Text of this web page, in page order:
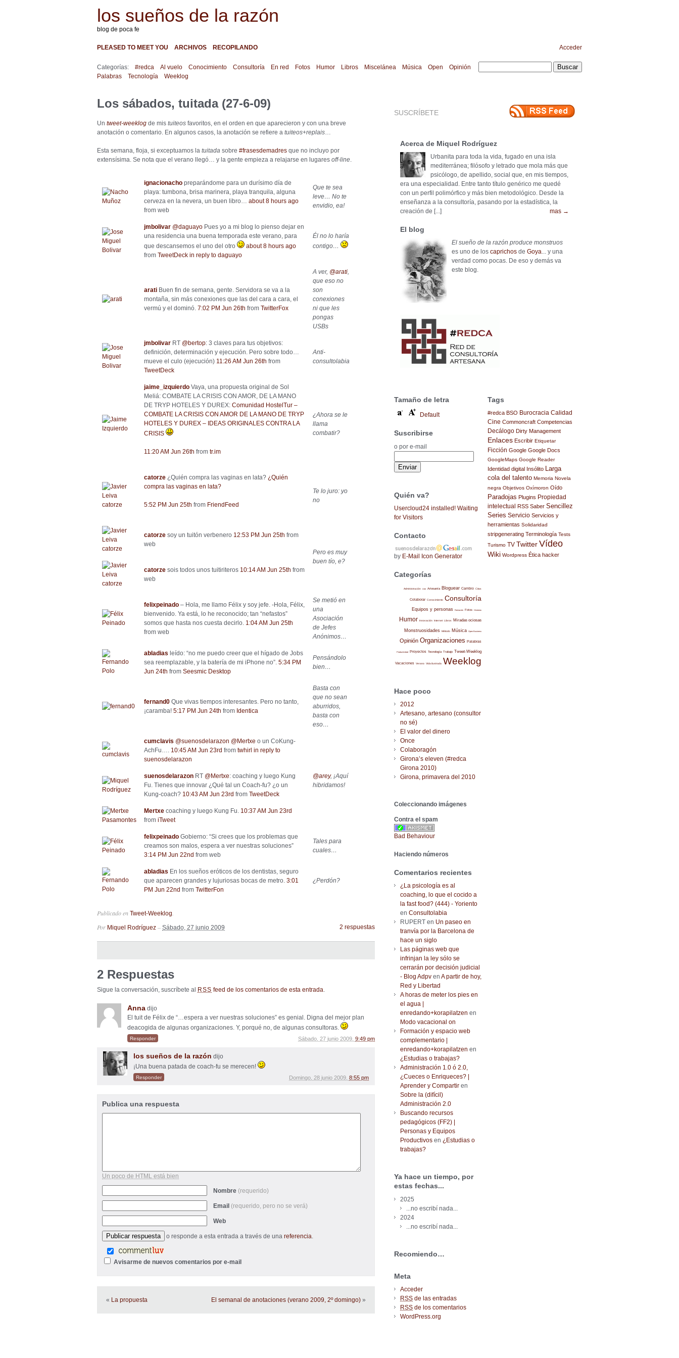
los sueños de la razón
blog de poca fe
PLEASED TO MEET YOU ARCHIVOS RECOPILANDO Acceder
Categorías: #redca Al vuelo Conocimiento Consultoría En red Fotos Humor Libros Miscelánea Música Open
Opinión
Palabras
Tecnología Weeklog
Los sábados, tuitada (27-6-09)
Un tweet-weeklog de mis tuiteos favoritos, en el orden en que aparecieron y con una breve
anotación o comentario. En algunos casos, la anotación se refiere a tuiteos+replais…
Esta semana, floja, si exceptuamos la tuitada sobre #frasesdemadres que no incluyo por
extensísima. Se nota que el verano llegó… y la gente empieza a relajarse en lugares off-line.
ignacionacho preparándome para un durísimo día de
playa: tumbona, brisa marinera, playa tranquila, alguna
cerveza en la nevera, un buen libro… about 8 hours ago
from web
Que te sea
leve… No te
envidio, ea!
jmbolivar @daguayo Pues yo a mi blog lo pienso dejar en
una residencia una buena temporada este verano, para
que descansemos el uno del otro
about 8 hours ago
from TweetDeck in reply to daguayo
Él no lo haría
contigo…
arati Buen fin de semana, gente. Servidora se va a la
montaña, sin más conexiones que las del cara a cara, el
vermú y el dominó. 7:02 PM Jun 26th from TwitterFox
A ver, @arati,
que eso no
son
conexiones
ni que les
pongas
USBs
jmbolivar RT @bertop: 3 claves para tus objetivos:
definición, determinación y ejecución. Pero sobre todo…
mueve el culo (ejecución) 11:26 AM Jun 26th from
TweetDeck
Anti-
consultolabia
jaime_izquierdo Vaya, una propuesta original de Sol
Meliá: COMBATE LA CRISIS CON AMOR, DE LA MANO
DE TRYP HOTELES Y DUREX: Comunidad HostelTur –
COMBATE LA CRISIS CON AMOR DE LA MANO DE TRYP
HOTELES Y DUREX – IDEAS ORIGINALES CONTRA LA
CRISIS
11:20 AM Jun 26th from tr.im
¿Ahora se le
llama
combatir?
catorze ¿Quién compra las vaginas en lata? ¿Quién
compra las vaginas en lata?
5:52 PM Jun 25th from FriendFeed
Te lo juro: yo
no
catorze soy un tuitón verbenero 12:53 PM Jun 25th from
web
Pero es muy
buen tío, e?
catorze sois todos unos tuitiriteros 10:14 AM Jun 25th from
web
felixpeinado – Hola, me llamo Félix y soy jefe. -Hola, Félix,
bienvenido. Ya está, lo he reconocido; tan “nefastos”
somos que hasta nos cuesta decirlo. 1:04 AM Jun 25th
from web
Se metió en
una
Asociación
de Jefes
Anónimos…
abladias leído: “no me puedo creer que el hígado de Jobs
sea reemplazable, y la batería de mi iPhone no”. 5:34 PM
Jun 24th from Seesmic Desktop
Pensándolo
bien…
fernand0 Que vivas tiempos interesantes. Pero no tanto,
¡caramba! 5:17 PM Jun 24th from Identica
Basta con
que no sean
aburridos,
basta con
eso…
cumclavis @suenosdelarazon @Mertxe o un CoKung-
AchFu…. 10:45 AM Jun 23rd from twhirl in reply to
suenosdelarazon
@arey, ¡Aquí
hibridamos!
suenosdelarazon RT @Mertxe: coaching y luego Kung
Fu. Tienes que innovar ¿Qué tal un Coach-fu? ¿o un
Kung-coach? 10:43 AM Jun 23rd from TweetDeck
Mertxe coaching y luego Kung Fu. 10:37 AM Jun 23rd
from iTweet
felixpeinado Gobierno: “Si crees que los problemas que
creamos son malos, espera a ver nuestras soluciones”
3:14 PM Jun 22nd from web
Tales para
cuales…
abladias En los sueños eróticos de los dentistas, seguro
que aparecen grandes y lujuriosas bocas de metro. 3:01
PM Jun 22nd from TwitterFon
¿Perdón?
Publicado en Tweet-Weeklog
2 respuestas
Por Miquel Rodríguez – Sábado, 27 junio 2009
2 Respuestas
Sigue la conversación, suscríbete al RSS feed de los comentarios de esta entrada.
Anna dijo
El tuit de Félix de “…espera a ver nuestras soluciones” es genial. Digna del mejor plan
deacogida de algunas organizaciones. Y, porqué no, de algunas consultoras.
Sábado, 27 junio 2009, 9:49 pm
Responder
los sueños de la razón dijo
¡Una buena patada de coach-fu se merecen!
Domingo, 28 junio 2009, 8:55 pm
Responder
Publica una respuesta
Un poco de HTML está bien
Nombre (requerido)
Email (requerido, pero no se verá)
Web
o responde a esta entrada a través de una referencia.
Avisarme de nuevos comentarios por e-mail
« La propuesta El semanal de anotaciones (verano 2009, 2º domingo) »
SUSCRÍBETE
Acerca de Miquel Rodríguez
Urbanita para toda la vida, fugado en una isla
mediterránea; filósofo y letrado que mola más que
psicólogo, de apellido, social que, en mis tiempos,
era una especialidad. Entre tanto título genérico me quedé
con un perfil polimórfico y más bien metodológico. Desde la
enseñanza a la consultoría, pasando por la estadística, la
creación de [...]
mas →
El blog
El sueño de la razón produce monstruos
es uno de los caprichos de Goya... y una
verdad como pocas. De eso y demás va
este blog.
Tamaño de letra
Default
Suscribirse
o por e-mail
Quién va?
Usercloud24 installed! Waiting
for Visitors
Contacto
by E-Mail Icon Generator
Categorías
Administración Arte Artesanía Bloguear Cambio Citas
Colaborar Conocimiento Consultoría
Equipos y personas Formación Fotos Historias
Humor Innovación Internet Libros Miradas ociosas
Monstruosidades Método Música Open Business
Opinión Organizaciones Palabras
Productividad Proyectos Tecnología Trabajo Tweet-Weeklog
Vacaciones Verano Vida ilustrada Weeklog
Hace poco
2012
Artesano, artesano (consultor
no sé)
El valor del dinero
Once
Colaboragón
Girona’s eleven (#redca
Girona 2010)
Girona, primavera del 2010
Coleccionando imágenes
Contra el spam
Bad Behaviour
Haciendo números
Comentarios recientes
¿La psicología es al
coaching, lo que el cocido a
la fast food? (444) - Yoriento
en Consultolabia
RUPERT en Un paseo en
tranvía por la Barcelona de
hace un siglo
Las páginas web que
infrinjan la ley sólo se
cerrarán por decisión judicial
- Blog Adpv en A partir de hoy,
Red y Libertad
A horas de meter los pies en
el agua |
enredando+korapilatzen en
Modo vacacional on
Formación y espacio web
complementario |
enredando+korapilatzen en
¿Estudias o trabajas?
Administración 1.0 ó 2.0,
¿Cueces o Enriqueces? |
Aprender y Compartir en
Sobre la (difícil)
Administración 2.0
Buscando recursos
pedagógicos (FF2) |
Personas y Equipos
Productivos en ¿Estudias o
trabajas?
Ya hace un tiempo, por
estas fechas...
2025
...no escribí nada...
2024
...no escribí nada...
Recomiendo…
Meta
Acceder
RSS de las entradas
RSS de los comentarios
WordPress.org
Tags
#redca BSO Burocracia Calidad
Cine Commoncraft Competencias
Decálogo Dirty Management
Enlaces Escribir Etiquetar
Ficción Google Google Docs
GoogleMaps Google Reader
Identidad digital Insólito Larga
cola del talento Memoria Novela
negra Objetivos Oxímoron Oído
Paradojas Plugins Propiedad
intelectual
RSS Saber Sencillez
Series Servicio Servicios y
herramientas Solidaridad
stripgenerating Terminología Tests
Turismo TV Twitter Vídeo
Wiki Wordpress Ética hacker